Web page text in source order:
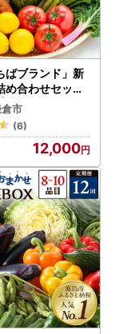
ばブランド」新
め合わせセット
菜 人気 詰合せ
市
(6)
12,000